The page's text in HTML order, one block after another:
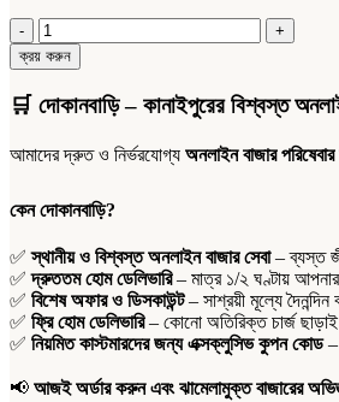
হারপিক
বাথরুম
ক্লিনার
রোজ
মিলি
ক্রয় করুন
🛒 দোকানবাড়ি – কানাইপুরের বিশ্বস্ত
আমাদের দ্রুত ও নির্ভরযোগ্য অনলাইন বাজার
কেন দোকানবাড়ি?
✅স্থানীয় ও বিশ্বস্ত অনলাইন বাজার সেবা– ব্যস্ত
✅দ্রুততম হোম ডেলিভারি– মাত্র ১/২ ঘণ্টায়
✅ বিশেষ অফার ও ডিসকাউন্ট– সাশ্রয়ী মূল্যে দৈনন্দিন
✅ ফ্রি হোম ডেলিভারি– কোনো অতিরিক্ত চার্জ
✅ নিয়মিত কাস্টমারদের জন্য এক্সক্লুসিভ কুপন কোড–
📢 আজই অর্ডার করুন এবং ঝামেলামুক্ত বাজারের